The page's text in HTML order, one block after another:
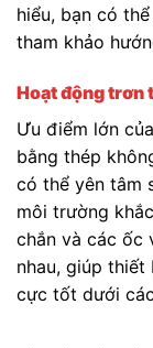
hiểu, bạn có
tham khảo
Hoạt động trơn
Ưu điểm lớn
bằng thép
có thể yên tâm
môi trường
chắn và các ốc
nhau, giúp
cực tốt dưới